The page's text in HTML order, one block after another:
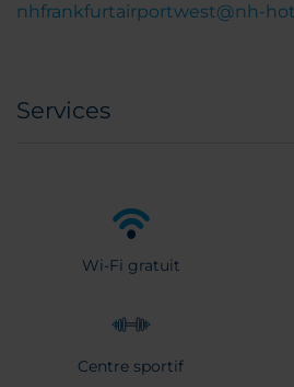
nhfrankfurtairportwest@nh-
Services
Wi-Fi gratuit
Centre sportif